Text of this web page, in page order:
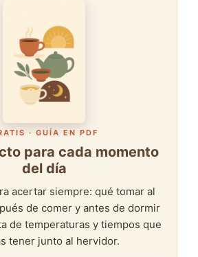
· GUÍA EN PDF
para cada momento
del día
acertar siempre: qué tomar al
de comer y antes de dormir
de temperaturas y tiempos que
tener junto al hervidor.